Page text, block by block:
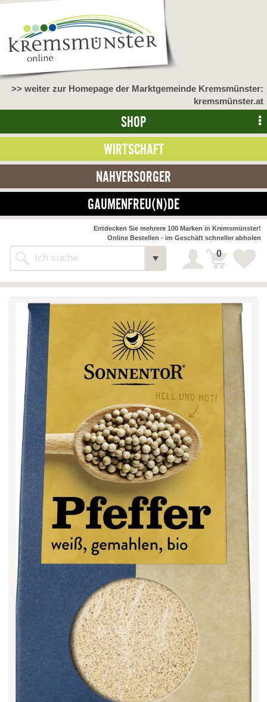
>> weiter zur Homepage der Marktgemeinde Kremsmünster:
kremsmünster.at
SHOP
WIRTSCHAFT
NAHVERSORGER
GAUMENFREU(N)DE
Alle Webseiten
Entdecken Sie mehrere 100 Marken in Kremsmünster!
Online Bestellen - im Geschäft schneller abholen
0
NAHVERSORGER
>> Bauernmarkt << Detail
Bäckerei-Konditorei-Café
Biohof Öllinger
Fleischerei Hüthmayr
Hofladen Hoffelner
Kuglbauer - Familie Bischof Detail
La Toscana Anita Wolf e.U. Detail
Söllradls Naturkostladen Detail
Stiftsgärtnerei Detail
Weinkellerei Stift
Kremsmünster
Detail
Wildkraut Detail
KATEGORIE
Filter zurücksetzen